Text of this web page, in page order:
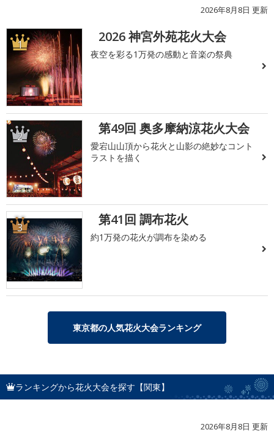
2026年8月8日 更新
1 2026 神宮外苑花火大会
夜空を彩る1万発の感動と音楽の祭典
2 第49回 奥多摩納涼花火大会
愛宕山山頂から花火と山影の絶妙なコント
ラストを描く
3 第41回 調布花火
約1万発の花火が調布を染める
東京都の人気花火大会ランキング
ランキングから花火大会を探す【関東】
2026年8月8日 更新